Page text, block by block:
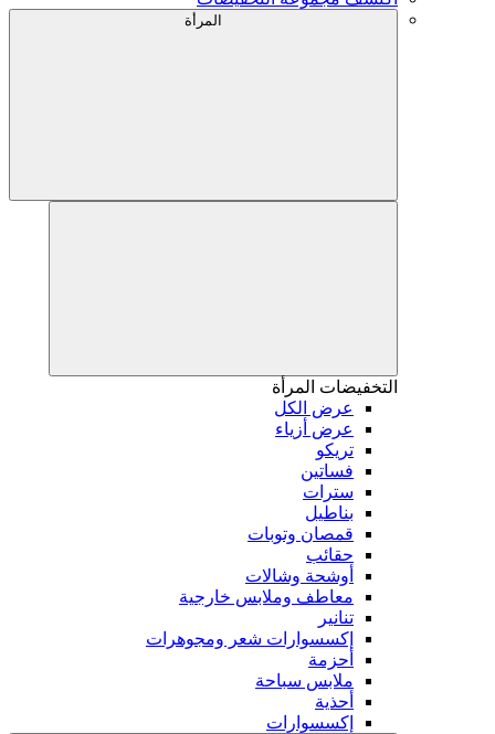
المرأة
التخفيضات المرأة
عرض الكل
عرض أزياء
تريكو
فساتين
سترات
بناطيل
قمصان وتوبات
حقائب
أوشحة وشالات
معاطف وملابس خارجية
تنانير
إكسسوارات شعر ومجوهرات
أحزمة
ملابس سباحة
أحذية
إكسسوارات